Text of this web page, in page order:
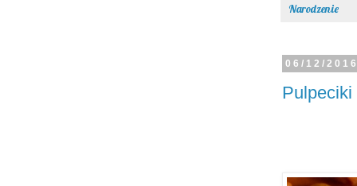
Narodzenie
06/12/